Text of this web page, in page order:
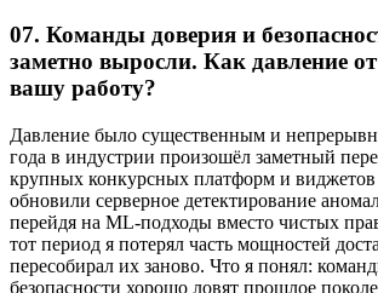
07. Команды доверия и
заметно выросли. Как давление
вашу работу?
Давление было существенным и
года в индустрии произошёл заметный
крупных конкурсных платформ и виджетов
обновили серверное детектирование
перейдя на ML-подходы вместо чистых
тот период я потерял часть мощностей
пересобирал их заново. Что я понял:
безопасности хорошо ловят прошлое